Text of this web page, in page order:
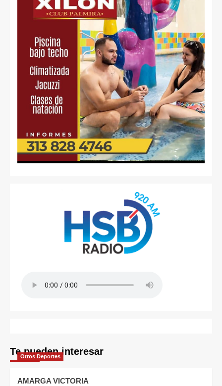
Te pueden interesar
Otros Deportes
AMARGA VICTORIA